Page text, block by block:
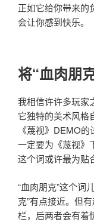
正如它给你带来的
会让你感到快乐。
将“血肉朋
我相信许许多玩家
它独特的美术风
《蔑视》DEMO
一定要为《蔑视》
这个词或许最为贴
“血肉朋克”这个词
克”有点接近。但
栏，后两者会有着